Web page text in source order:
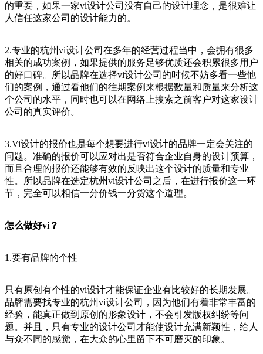
的重要，如果一家vi设计公司没有自己的设计理念，是很难让
人信任这家公司的设计能力的。
2.专业的杭州vi设计公司在多年的经营过程当中，会拥有很多
相关的成功案例，如果提供的服务足够优质还会积累很多用户
的好口碑。所以品牌在选择vi设计公司的时候不妨多看一些他
们的案例，通过看他们的往期案例来根据数量和质量来分析这
个公司的水平，同时也可以在网络上搜索之前客户对这家设计
公司的真实评价。
3.Vi设计的报价也是每个想要进行vi设计的品牌一定会关注的
问题。准确的报价可以应对出是否符合企业自身的设计预算，
而且合理的报价还能够有效的反映出这个设计的质量和专业
性。所以品牌在选定杭州vi设计公司之后，在进行报价这一环
节，完全可以相信一分价钱一分货这个道理。
怎么做好vi？
1.要有品牌的个性
只有原创有个性的vi设计才能保证企业有比较好的长期发展。
品牌需要找专业的杭州vi设计公司，因为他们有着非常丰富的
经验，能真正做到原创的形象设计，不会引发版权纠纷等问
题。并且，只有专业的设计公司才能使设计充满新颖性，给人
与众不同的感觉，在大众的心里留下不可磨灭的印象。